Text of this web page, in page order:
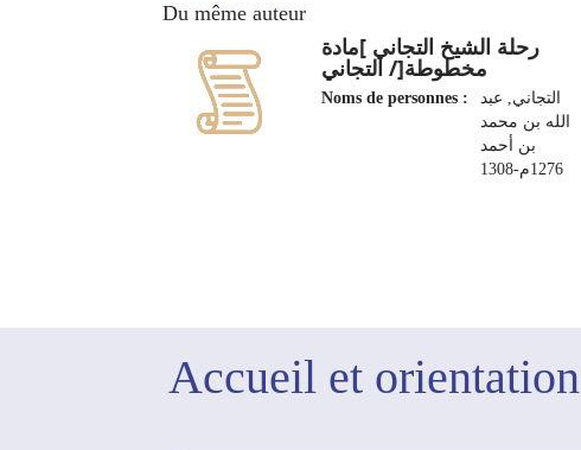
Du même auteur
رحلة الشيخ التجاني ]مادة
مخطوطة[/ التجاني
Noms de personnes :
التجاني, عبد
الله بن محمد
بن أحمد
1276م-1308
Accueil et orientation